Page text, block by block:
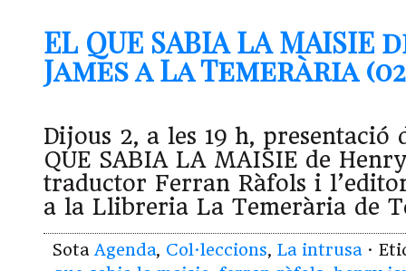
EL QUE SABIA LA MAISIE
James a La Temerària
Dijous 2, a les 19 h, presentació
QUE SABIA LA MAISIE de
traductor Ferran Ràfols i
a la Llibreria La Temerària de
Sota Agenda, Col·leccions, La intrusa ·